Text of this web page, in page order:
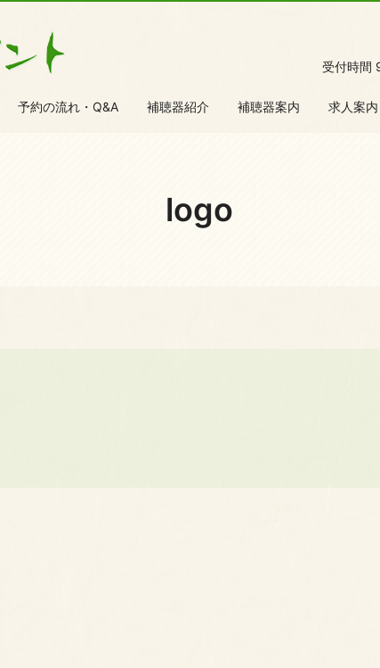
受付時間
予約の流れ・Q&A 補聴器紹介 補聴器案内 求人案内
logo